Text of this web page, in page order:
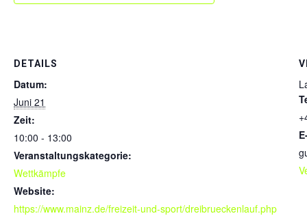
DETAILS
Datum:
Juni 21
Zeit:
10:00 - 13:00
Veranstaltungskategorie:
Wettkämpfe
Website:
https://www.mainz.de/freizeit-und-sport/dreibrueckenlauf.php